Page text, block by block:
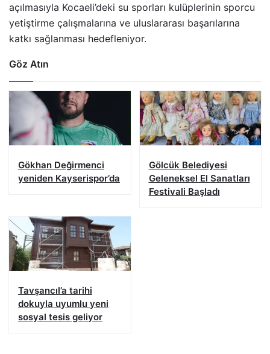
açılmasıyla Kocaeli’deki su sporları kulüplerinin sporcu
yetiştirme çalışmalarına ve uluslararası başarılarına
katkı sağlanması hedefleniyor.
Göz Atın
Gökhan Değirmenci
yeniden Kayserispor’da
Gölcük Belediyesi
Geleneksel El Sanatları
Festivali Başladı
Tavşancıl’a tarihi
dokuyla uyumlu yeni
sosyal tesis geliyor